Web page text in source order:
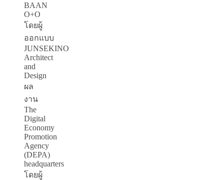
BAAN
O+O
โดยผู้
ออกแบบ
JUNSEKINO
Architect
and
Design
ผล
งาน
The
Digital
Economy
Promotion
Agency
(DEPA)
headquarters
โดยผู้